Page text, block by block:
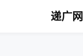
递广网